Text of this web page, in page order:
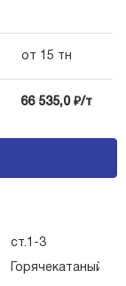
от 15 тн
66 535,0 ₽/т
ст.1-3
Горячекатаный